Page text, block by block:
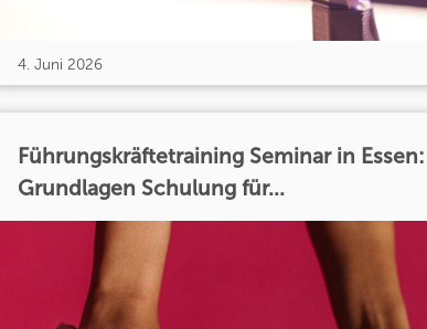
4. Juni 2026
Führungskräftetraining Seminar in Essen:
Grundlagen Schulung für...